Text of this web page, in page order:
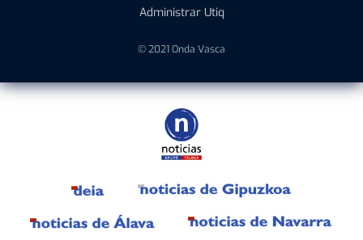
Administrar Utiq
© 2021 Onda Vasca